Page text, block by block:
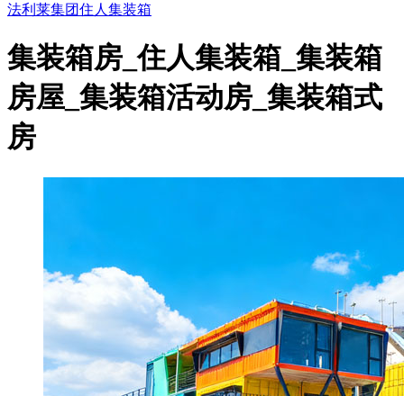
法利莱集团住人集装箱
集装箱房_住人集装箱_集装箱
房屋_集装箱活动房_集装箱式
房